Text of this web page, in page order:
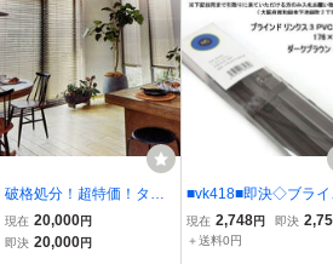
破格処分！超特価！タチ
カワブラインド：アフタ
ービートエグゼタッチ：
現在 20,000円
即決 20,000円
■vk418■即決◇ブライ
ド リンクス3 PVC
176×183cm ダークブ
現在 2,748円 即決
＋送料0円